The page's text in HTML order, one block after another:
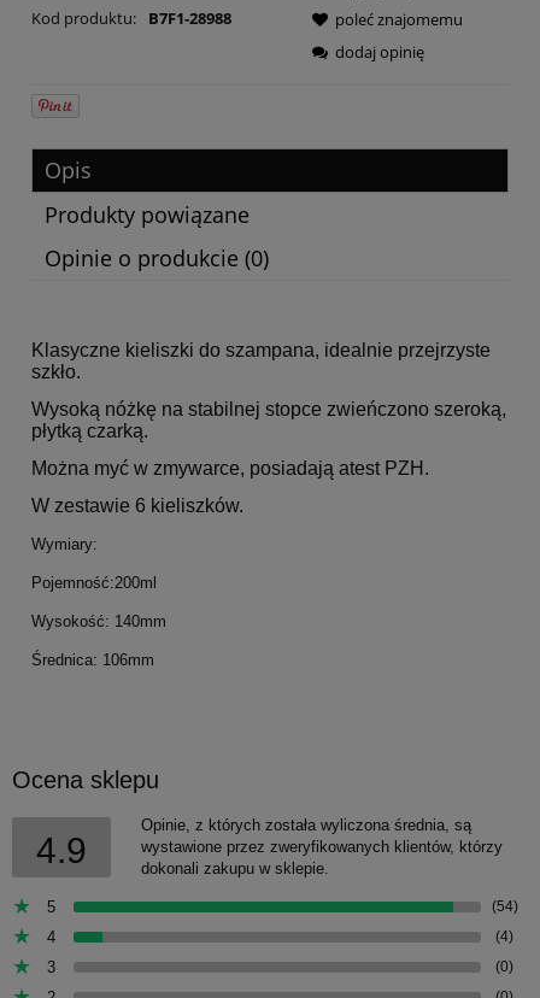
Kod produktu:
B7F1-28988
poleć znajomemu
dodaj opinię
Opis
Produkty powiązane
Opinie o produkcie (0)
Klasyczne kieliszki do szampana, idealnie przejrzyste
szkło.
Wysoką nóżkę na stabilnej stopce zwieńczono szeroką,
płytką czarką.
Można myć w zmywarce, posiadają atest PZH.
W zestawie 6 kieliszków.
Wymiary:
Pojemność:200ml
Wysokość: 140mm
Średnica: 106mm
Ocena sklepu
4.9
Opinie, z których została wyliczona średnia, są
wystawione przez zweryfikowanych klientów, którzy
dokonali zakupu w sklepie.
5 (54)
4 (4)
3 (0)